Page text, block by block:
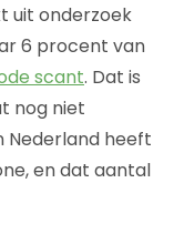
uit onderzoek
6 procent van
scant. Dat is
nog niet
Nederland heeft
en dat aantal